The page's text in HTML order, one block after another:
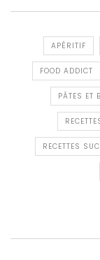
APÉRITIF
FOOD ADDICT
PÂTES ET
RECETTES